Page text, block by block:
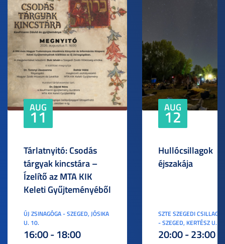
AUG
11
Tárlatnyitó: Csodás
tárgyak kincstára –
Ízelítő az MTA KIK
Keleti Gyűjteményéből
ÚJ ZSINAGÓGA - SZEGED, JÓSIKA
U. 10.
16:00 - 18:00
AUG
12
Hullócsillagok
éjszakája
SZTE SZEGEDI
- SZEGED, KERTÉSZ U. 3.
20:00 - 23:00